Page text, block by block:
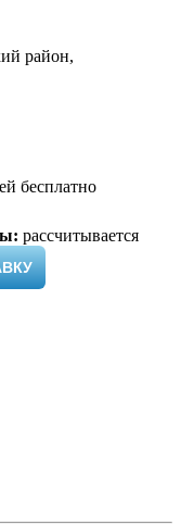
район,
бесплатно
рассчитывается